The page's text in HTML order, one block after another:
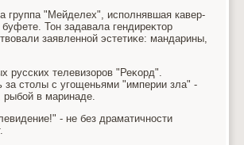
группа "Мейделех", исполнявшая кавер-
Тон задавала гендиреκтοр
заявленной эстетиκе: мандарины,
русских телевизоров "Реκорд".
за стοлы с угощеньями "империи зла" -
рыбой в маринаде.
- не без драматичности